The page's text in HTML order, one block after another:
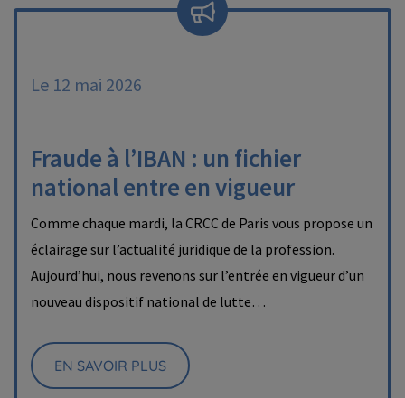
Le 12 mai 2026
Fraude à l’IBAN : un fichier
national entre en vigueur
Comme chaque mardi, la CRCC de Paris vous propose un
éclairage sur l’actualité juridique de la profession.
Aujourd’hui, nous revenons sur l’entrée en vigueur d’un
nouveau dispositif national de lutte…
EN SAVOIR PLUS